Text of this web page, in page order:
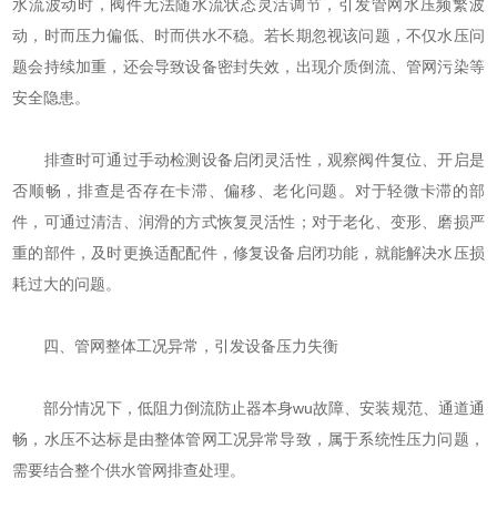
水流波动时，阀件无法随水流状态灵活调节，引发管网水压频繁波
动，时而压力偏低、时而供水不稳。若长期忽视该问题，不仅水压问
题会持续加重，还会导致设备密封失效，出现介质倒流、管网污染等
安全隐患。
排查时可通过手动检测设备启闭灵活性，观察阀件复位、开启是
否顺畅，排查是否存在卡滞、偏移、老化问题。对于轻微卡滞的部
件，可通过清洁、润滑的方式恢复灵活性；对于老化、变形、磨损严
重的部件，及时更换适配配件，修复设备启闭功能，就能解决水压损
耗过大的问题。
四、管网整体工况异常，引发设备压力失衡
部分情况下，低阻力倒流防止器本身wu故障、安装规范、通道通
畅，水压不达标是由整体管网工况异常导致，属于系统性压力问题，
需要结合整个供水管网排查处理。